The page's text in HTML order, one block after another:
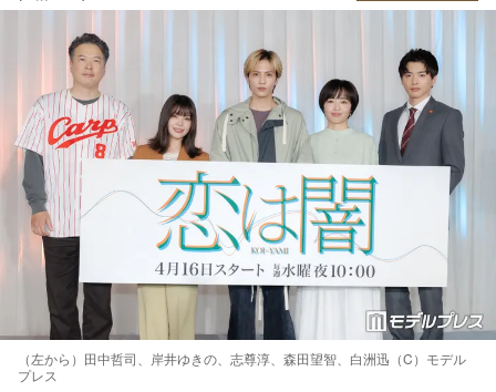
（左から）田中哲司、岸井ゆきの、志尊淳、森田望智、白洲迅（C）モデル
プレス